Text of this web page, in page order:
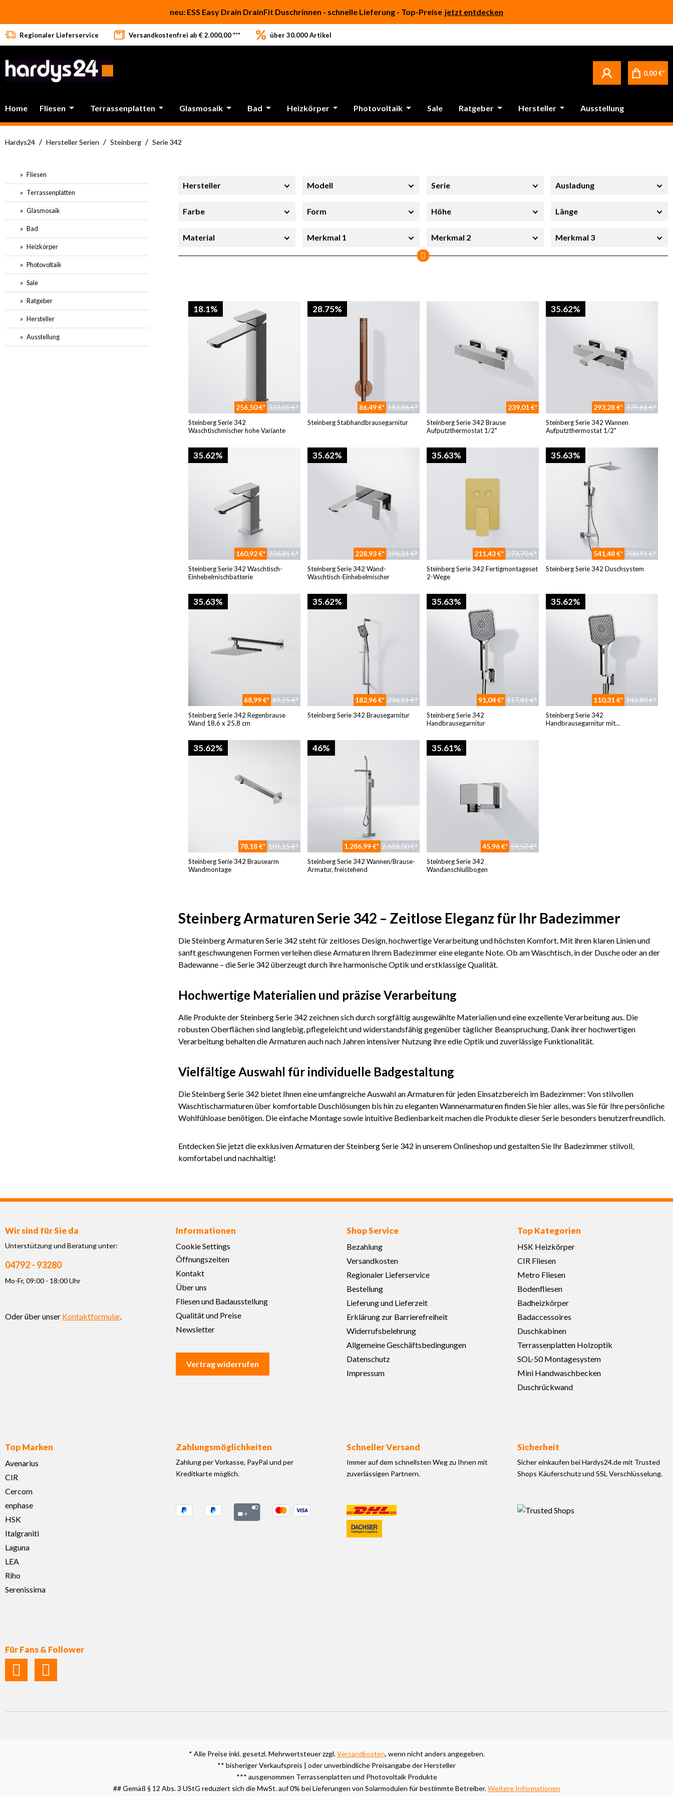
neu: ESS Easy Drain DrainFit Duschrinnen - schnelle Lieferung - Top-Preise jetzt entdecken
Regionaler Lieferservice Versandkostenfrei ab € 2.000,00 *** über 30.000 Artikel
0,00 €*
Home Fliesen Terrassenplatten Glasmosaik Bad Heizkörper Photovoltaik Sale Ratgeber Hersteller Ausstellung
Hardys24 / Hersteller Serien / Steinberg / Serie 342
Fliesen
Terrassenplatten
Glasmosaik
Bad
Heizkörper
Photovoltaik
Sale
Ratgeber
Hersteller
Ausstellung
Hersteller Modell Serie Ausladung
Farbe Form Höhe Länge
Material Merkmal 1 Merkmal 2 Merkmal 3
Sofort lieferbar
18.1%
256,50 €* 332,01 €*
Steinberg Serie 342
Waschtischmischer hohe Variante
28.75%
86,49 €* 183,86 €*
Steinberg Stabhandbrausegarnitur
239,01 €*
Steinberg Serie 342 Brause
Aufputzthermostat 1/2"
35.62%
293,28 €* 379,61 €*
Steinberg Serie 342 Wannen
Aufputzthermostat 1/2"
35.62%
160,92 €* 236,81 €*
Steinberg Serie 342 Waschtisch-
Einhebelmischbatterie
35.62%
228,93 €* 296,31 €*
Steinberg Serie 342 Wand-
Waschtisch-Einhebelmischer
35.63%
211,43 €* 273,70 €*
Steinberg Serie 342 Fertigmontageset
2-Wege
35.63%
541,48 €* 700,91 €*
Steinberg Serie 342 Duschsystem
35.63%
68,99 €* 89,25 €*
Steinberg Serie 342 Regenbrause
Wand 18,6 x 25,8 cm
35.62%
182,96 €* 236,81 €*
Steinberg Serie 342 Brausegarnitur
35.63%
91,04 €* 117,81 €*
Steinberg Serie 342
Handbrausegarnitur
35.62%
110,31 €* 142,80 €*
Steinberg Serie 342
Handbrausegarnitur mit
35.62%
78,18 €* 101,15 €*
Steinberg Serie 342 Brausearm
Wandmontage
46%
1.286,99 €* 2.618,00 €*
Steinberg Serie 342 Wannen/Brause-
Armatur, freistehend
35.61%
45,96 €* 59,50 €*
Steinberg Serie 342
Wandanschlußbogen
Steinberg Armaturen Serie 342 – Zeitlose Eleganz für Ihr Badezimmer
Die Steinberg Armaturen Serie 342 steht für zeitloses Design, hochwertige Verarbeitung und höchsten Komfort. Mit ihren klaren Linien und
sanft geschwungenen Formen verleihen diese Armaturen Ihrem Badezimmer eine elegante Note. Ob am Waschtisch, in der Dusche oder an der
Badewanne – die Serie 342 überzeugt durch ihre harmonische Optik und erstklassige Qualität.
Hochwertige Materialien und präzise Verarbeitung
Alle Produkte der Steinberg Serie 342 zeichnen sich durch sorgfältig ausgewählte Materialien und eine exzellente Verarbeitung aus. Die
robusten Oberflächen sind langlebig, pflegeleicht und widerstandsfähig gegenüber täglicher Beanspruchung. Dank ihrer hochwertigen
Verarbeitung behalten die Armaturen auch nach Jahren intensiver Nutzung ihre edle Optik und zuverlässige Funktionalität.
Vielfältige Auswahl für individuelle Badgestaltung
Die Steinberg Serie 342 bietet Ihnen eine umfangreiche Auswahl an Armaturen für jeden Einsatzbereich im Badezimmer: Von stilvollen
Waschtischarmaturen über komfortable Duschlösungen bis hin zu eleganten Wannenarmaturen finden Sie hier alles, was Sie für Ihre persönliche
Wohlfühloase benötigen. Die einfache Montage sowie intuitive Bedienbarkeit machen die Produkte dieser Serie besonders benutzerfreundlich.
Entdecken Sie jetzt die exklusiven Armaturen der Steinberg Serie 342 in unserem Onlineshop und gestalten Sie Ihr Badezimmer stilvoll,
komfortabel und nachhaltig!
Wir sind für Sie da
Unterstützung und Beratung unter:
04792 - 93280
Mo-Fr, 09:00 - 18:00 Uhr
Oder über unser Kontaktformular.
Informationen
Cookie Settings
Öffnungszeiten
Kontakt
Über uns
Fliesen und Badausstellung
Qualität und Preise
Newsletter
Vertrag widerrufen
Shop Service
Bezahlung
Versandkosten
Regionaler Lieferservice
Bestellung
Lieferung und Lieferzeit
Erklärung zur Barrierefreiheit
Widerrufsbelehrung
Allgemeine Geschäftsbedingungen
Datenschutz
Impressum
Top Kategorien
HSK Heizkörper
CIR Fliesen
Metro Fliesen
Bodenfliesen
Badheizkörper
Badaccessoires
Duschkabinen
Terrassenplatten Holzoptik
SOL-50 Montagesystem
Mini Handwaschbecken
Duschrückwand
Top Marken
Avenarius
CIR
Cercom
enphase
HSK
Italgraniti
Laguna
LEA
Riho
Serenissima
Zahlungsmöglichkeiten
Zahlung per Vorkasse, PayPal und per
Kreditkarte möglich.
Schneller Versand
Immer auf dem schnellsten Weg zu Ihnen mit
zuverlässigen Partnern.
Sicherheit
Sicher einkaufen bei Hardys24.de mit Trusted
Shops Käuferschutz und SSL Verschlüsselung.
Für Fans & Follower
* Alle Preise inkl. gesetzl. Mehrwertsteuer zzgl.Versandkosten, wenn nicht anders angegeben.
** bisheriger Verkaufspreis | oder unverbindliche Preisangabe der Hersteller
*** ausgenommen Terrassenplatten und Photovoltaik Produkte
## Gemäß § 12 Abs. 3 UStG reduziert sich die MwSt. auf 0% bei Lieferungen von Solarmodulen für bestimmte Betreiber.Weitere Informationen